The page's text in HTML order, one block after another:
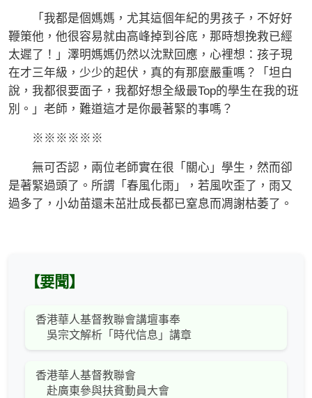
「我都是個媽媽，尤其這個年紀的男孩子，不好好
鞭策他，他很容易就由高峰掉到谷底，那時想挽救已經
太遲了！」澤明媽媽仍然以沈默回應，心裡想：孩子現
在才三年級，少少的起伏，真的有那麼嚴重嗎？「坦白
說，我都很要面子，我都好想全級最Top的學生在我的班
別。」老師，難道這才是你最著緊的事嗎？
※※※※※※
無可否認，兩位老師實在很「關心」學生，然而卻
是著緊過頭了。所謂「春風化雨」，若風吹歪了，雨又
過多了，小幼苗還未茁壯成長都已窒息而凋謝枯萎了。
【要聞】
香港華人基督教聯會講壇事奉
吳宗文解析「時代信息」講章
香港華人基督教聯會
赴廣東參與扶貧動員大會